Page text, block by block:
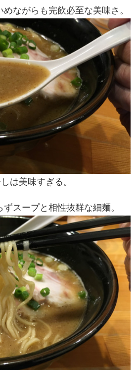
ながらも完飲必至な美味さ。
は美味すぎる。
スープと相性抜群な細麺。